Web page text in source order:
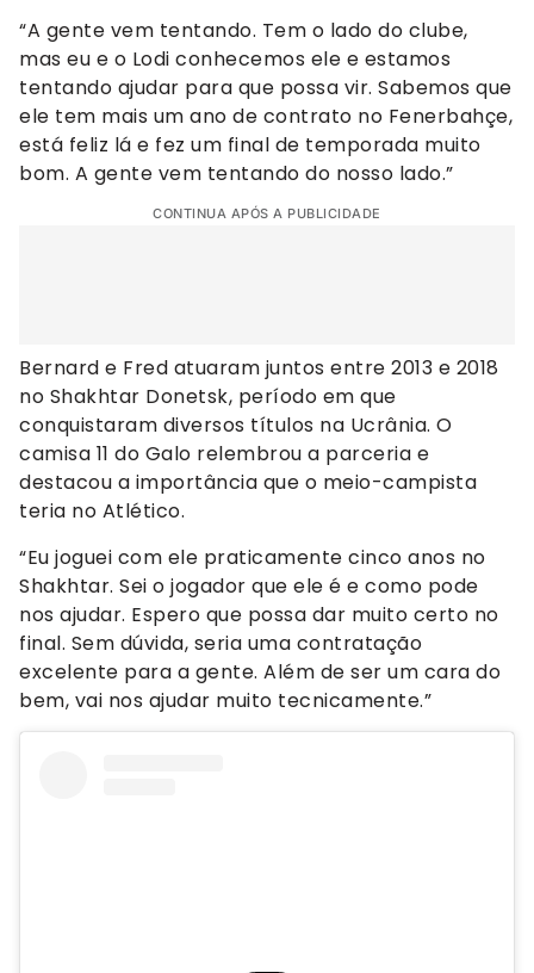
“A gente vem tentando. Tem o lado do clube,
mas eu e o Lodi conhecemos ele e estamos
tentando ajudar para que possa vir. Sabemos que
ele tem mais um ano de contrato no Fenerbahçe,
está feliz lá e fez um final de temporada muito
bom. A gente vem tentando do nosso lado.”
CONTINUA APÓS A PUBLICIDADE
Bernard e Fred atuaram juntos entre 2013 e 2018
no Shakhtar Donetsk, período em que
conquistaram diversos títulos na Ucrânia. O
camisa 11 do Galo relembrou a parceria e
destacou a importância que o meio-campista
teria no Atlético.
“Eu joguei com ele praticamente cinco anos no
Shakhtar. Sei o jogador que ele é e como pode
nos ajudar. Espero que possa dar muito certo no
final. Sem dúvida, seria uma contratação
excelente para a gente. Além de ser um cara do
bem, vai nos ajudar muito tecnicamente.”